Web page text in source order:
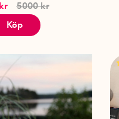
5000 kr
Köp